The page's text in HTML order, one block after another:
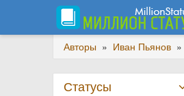
Авторы » Иван Пьянов »
Статусы